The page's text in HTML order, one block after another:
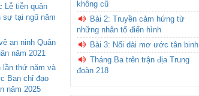
Lễ tiễn quân
sự tại ngũ năm
an ninh Quân
năm 2021
lần thứ năm và
Ban chỉ đạo
năm 2025
không cũ
Bài 2: Truyền cảm hứng từ
những nhân tố điển hình
Bài 3: Nối dài mơ ước tân binh
Tháng Ba trên trận địa Trung
đoàn 218